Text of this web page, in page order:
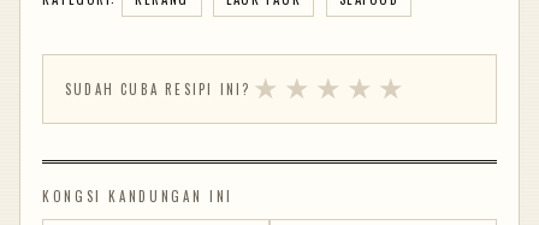
SUDAH CUBA RESIPI INI? ★ ★ ★ ★ ★
KONGSI KANDUNGAN INI